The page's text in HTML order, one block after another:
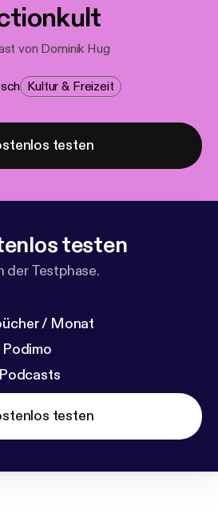
von Dominik Hug
Kultur & Freizeit
testen
testen
der Testphase.
/ Monat
testen